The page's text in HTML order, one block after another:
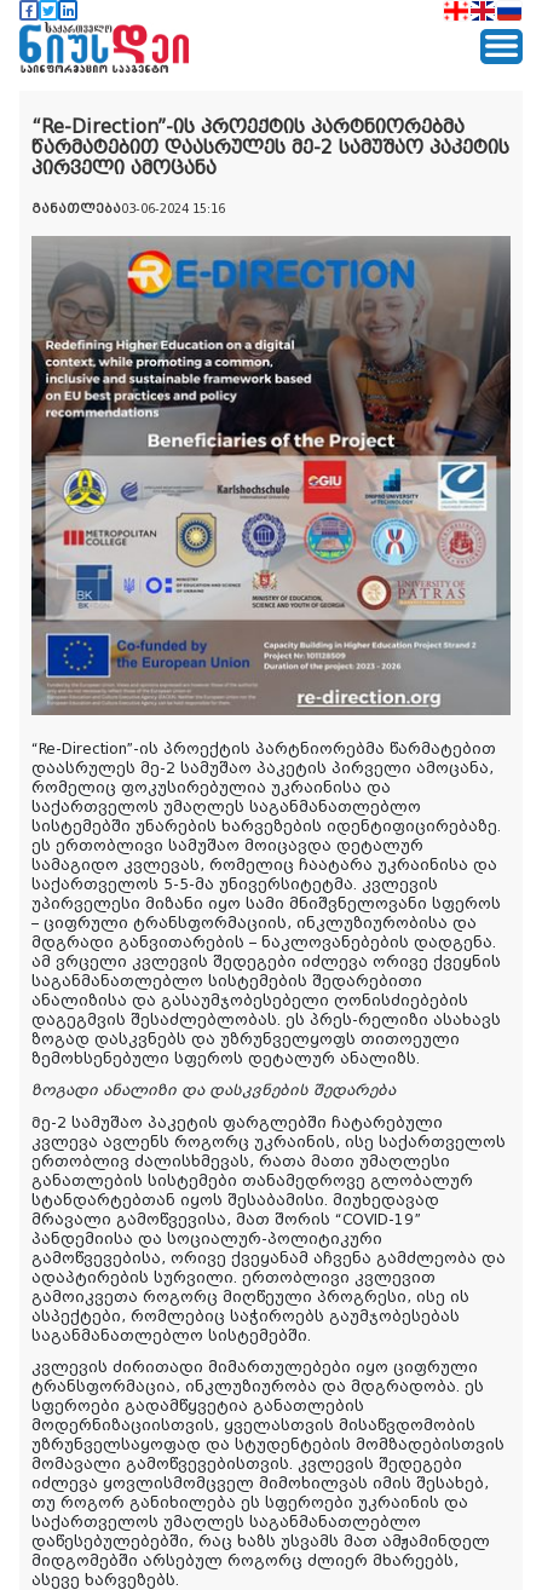
“Re-Direction”-ის პროექტის პარტნიორებმა
წარმატებით დაასრულეს მე-2 სამუშაო პაკეტის
პირველი ამოცანა
განათლება03-06-2024 15:16
“Re-Direction”-ის პროექტის პარტნიორებმა წარმატებით
დაასრულეს მე-2 სამუშაო პაკეტის პირველი ამოცანა,
რომელიც ფოკუსირებულია უკრაინისა და
საქართველოს უმაღლეს საგანმანათლებლო
სისტემებში უნარების ხარვეზების იდენტიფიცირებაზე.
ეს ერთობლივი სამუშაო მოიცავდა დეტალურ
სამაგიდო კვლევას, რომელიც ჩაატარა უკრაინისა და
საქართველოს 5-5-მა უნივერსიტეტმა. კვლევის
უპირველესი მიზანი იყო სამი მნიშვნელოვანი სფეროს
– ციფრული ტრანსფორმაციის, ინკლუზიურობისა და
მდგრადი განვითარების – ნაკლოვანებების დადგენა.
ამ ვრცელი კვლევის შედეგები იძლევა ორივე ქვეყნის
საგანმანათლებლო სისტემების შედარებითი
ანალიზისა და გასაუმჯობესებელი ღონისძიებების
დაგეგმვის შესაძლებლობას. ეს პრეს-რელიზი ასახავს
ზოგად დასკვნებს და უზრუნველყოფს თითოეული
ზემოხსენებული სფეროს დეტალურ ანალიზს.
ზოგადი ანალიზი და დასკვნების შედარება
Მე-2 სამუშაო პაკეტის ფარგლებში ჩატარებული
კვლევა ავლენს როგორც უკრაინის, ისე საქართველოს
ერთობლივ ძალისხმევას, რათა მათი უმაღლესი
განათლების სისტემები თანამედროვე გლობალურ
სტანდარტებთან იყოს შესაბამისი. მიუხედავად
მრავალი გამოწვევისა, მათ შორის “COVID-19”
პანდემიისა და სოციალურ-პოლიტიკური
გამოწვევებისა, ორივე ქვეყანამ აჩვენა გამძლეობა და
ადაპტირების სურვილი. ერთობლივი კვლევით
გამოიკვეთა როგორც მიღწეული პროგრესი, ისე ის
ასპექტები, რომლებიც საჭიროებს გაუმჯობესებას
საგანმანათლებლო სისტემებში.
კვლევის ძირითადი მიმართულებები იყო ციფრული
ტრანსფორმაცია, ინკლუზიურობა და მდგრადობა. ეს
სფეროები გადამწყვეტია განათლების
მოდერნიზაციისთვის, ყველასთვის მისაწვდომობის
უზრუნველსაყოფად და სტუდენტების მომზადებისთვის
მომავალი გამოწვევებისთვის. კვლევის შედეგები
იძლევა ყოვლისმომცველ მიმოხილვას იმის შესახებ,
თუ როგორ განიხილება ეს სფეროები უკრაინის და
საქართველოს უმაღლეს საგანმანათლებლო
დაწესებულებებში, რაც ხაზს უსვამს მათ ამჟამინდელ
მიდგომებში არსებულ როგორც ძლიერ მხარეებს,
ასევე ხარვეზებს.